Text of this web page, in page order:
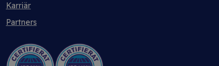
Karriär
Partners